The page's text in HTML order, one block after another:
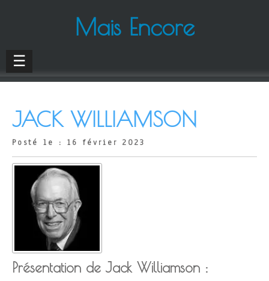
Mais Encore
☰
JACK WILLIAMSON
Posté le : 16 février 2023
Présentation de Jack Williamson :